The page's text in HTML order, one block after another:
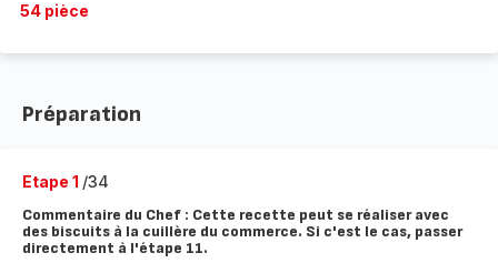
54 pièce
Préparation
Etape 1 /34
Commentaire du Chef : Cette recette peut se réaliser avec
des biscuits à la cuillère du commerce. Si c'est le cas, passer
directement à l'étape 11.